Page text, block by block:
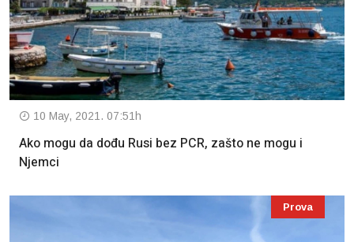
10 May, 2021. 07:51h
Ako mogu da dođu Rusi bez PCR, zašto ne mogu i
Njemci
Prova